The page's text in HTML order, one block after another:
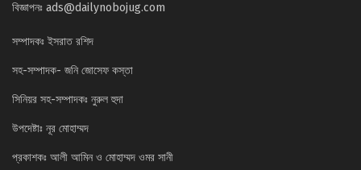
বিজ্ঞাপনঃ ads@dailynobojug.com
সম্পাদকঃ ইসরাত রশিদ
সহ-সম্পাদক- জনি জোসেফ কস্তা
সিনিয়র সহ-সম্পাদকঃ নুরুল হুদা
উপদেষ্টাঃ নূর মোহাম্মদ
প্রকাশকঃ আলী আমিন ও মোহাম্মদ ওমর সানী